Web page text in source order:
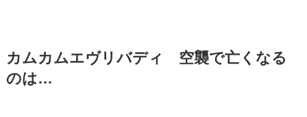
カムカムエヴリバディ 空襲で亡くなる
のは…